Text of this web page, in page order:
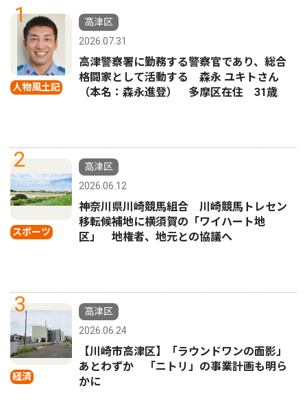
1
人物風土記
高津区
2026.07.31
高津警察署に勤務する警察官であり、総合
格闘家として活動する 森永 ユキトさん
（本名：森永進登） 多摩区在住 31歳
2
スポーツ
高津区
2026.06.12
神奈川県川崎競馬組合 川崎競馬トレセン
移転候補地に横須賀の「ワイハート地
区」 地権者、地元との協議へ
3
経済
高津区
2026.06.24
【川崎市高津区】「ラウンドワンの面影」
あとわずか 「ニトリ」の事業計画も明ら
かに